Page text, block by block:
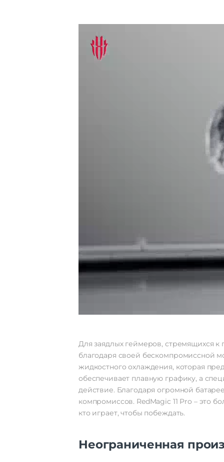
Для заядлых геймеров, стремящихся к
благодаря своей бескомпромиссной
жидкостного охлаждения, которая
обеспечивает плавную графику, а
действие. Благодаря огромной
компромиссов. RedMagic 11 Pro – это
кто играет, чтобы побеждать.
Неограниченная